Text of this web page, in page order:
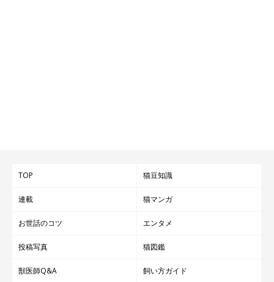
もうすぐ生後5カ月になる
というしゃけくん。飼い主さんはしゃ
けくんをお迎えした当初の写真と現在の姿を見比べて、その成長
飼い主さん：
TOP 猫豆知識
連載 猫マンガ
お世話のコツ エンタメ
投稿写真 猫図鑑
獣医師Q&A 飼い方ガイド